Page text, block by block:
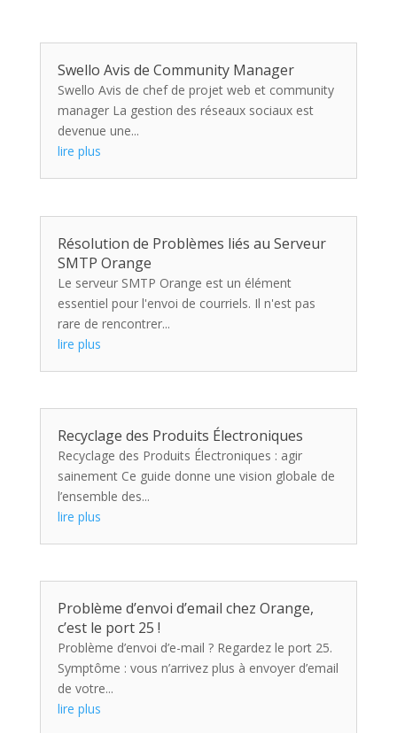
Swello Avis de Community Manager
Swello Avis de chef de projet web et community
manager La gestion des réseaux sociaux est
devenue une...
lire plus
Résolution de Problèmes liés au Serveur
SMTP Orange
Le serveur SMTP Orange est un élément
essentiel pour l'envoi de courriels. Il n'est pas
rare de rencontrer...
lire plus
Recyclage des Produits Électroniques
Recyclage des Produits Électroniques : agir
sainement Ce guide donne une vision globale de
l’ensemble des...
lire plus
Problème d’envoi d’email chez Orange,
c’est le port 25 !
Problème d’envoi d’e-mail ? Regardez le port 25.
Symptôme : vous n’arrivez plus à envoyer d’email
de votre...
lire plus